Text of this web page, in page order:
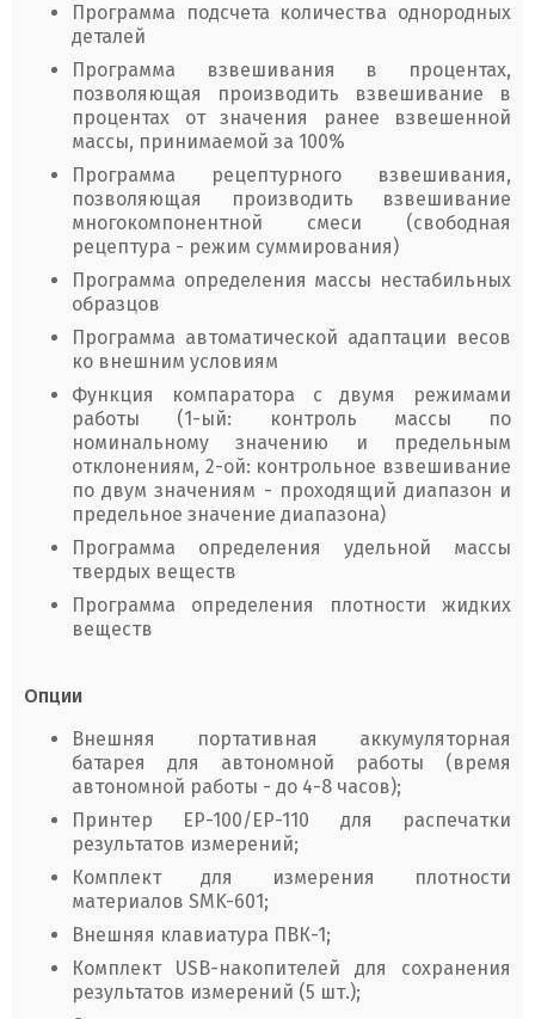
Программа подсчета количества однородных
деталей
Программа взвешивания в процентах,
позволяющая производить взвешивание в
процентах от значения ранее взвешенной
массы, принимаемой за 100%
Программа рецептурного взвешивания,
позволяющая производить взвешивание
многокомпонентной смеси (свободная
рецептура - режим суммирования)
Программа определения массы нестабильных
образцов
Программа автоматической адаптации весов
ко внешним условиям
Функция компаратора с двумя режимами
работы (1-ый: контроль массы по
номинальному значению и предельным
отклонениям, 2-ой: контрольное взвешивание
по двум значениям - проходящий диапазон и
предельное значение диапазона)
Программа определения удельной массы
твердых веществ
Программа определения плотности жидких
веществ
Опции
Внешняя портативная аккумуляторная
батарея для автономной работы (время
автономной работы - до 4-8 часов);
Принтер ЕР-100/ЕР-110 для распечатки
результатов измерений;
Комплект для измерения плотности
материалов SMK-601;
Внешняя клавиатура ПВК-1;
Комплект USB-накопителей для сохранения
результатов измерений (5 шт.);